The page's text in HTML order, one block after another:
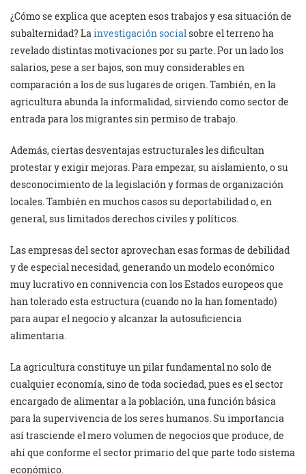
¿Cómo se explica que acepten esos trabajos y esa situación de
subalternidad? Lainvestigación socialsobre el terreno ha
revelado distintas motivaciones por su parte. Por un lado los
salarios, pese a ser bajos, son muy considerables en
comparación a los de sus lugares de origen. También, en la
agricultura abunda la informalidad, sirviendo como sector de
entrada para los migrantes sin permiso de trabajo.
Además, ciertas desventajas estructurales les dificultan
protestar y exigir mejoras. Para empezar, su aislamiento, o su
desconocimiento de la legislación y formas de organización
locales. También en muchos casos su deportabilidad o, en
general, sus limitados derechos civiles y políticos.
Las empresas del sector aprovechan esas formas de debilidad
y de especial necesidad, generando un modelo económico
muy lucrativo en connivencia con los Estados europeos que
han tolerado esta estructura (cuando no la han fomentado)
para aupar el negocio y alcanzar la autosuficiencia
alimentaria.
La agricultura constituye un pilar fundamental no solo de
cualquier economía, sino de toda sociedad, pues es el sector
encargado de alimentar a la población, una función básica
para la supervivencia de los seres humanos. Su importancia
así trasciende el mero volumen de negocios que produce, de
ahí que conforme el sector primario del que parte todo sistema
económico.